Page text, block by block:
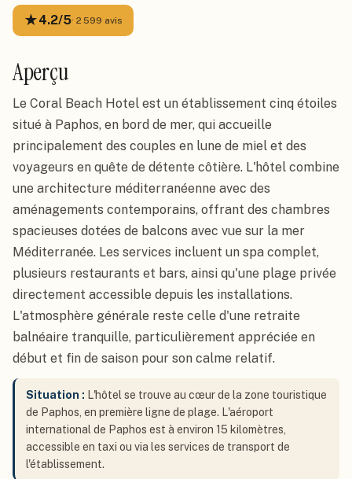
★4.2/5· 2 599 avis
Aperçu
Le Coral Beach Hotel est un établissement cinq étoiles
situé à Paphos, en bord de mer, qui accueille
principalement des couples en lune de miel et des
voyageurs en quête de détente côtière. L'hôtel combine
une architecture méditerranéenne avec des
aménagements contemporains, offrant des chambres
spacieuses dotées de balcons avec vue sur la mer
Méditerranée. Les services incluent un spa complet,
plusieurs restaurants et bars, ainsi qu'une plage privée
directement accessible depuis les installations.
L'atmosphère générale reste celle d'une retraite
balnéaire tranquille, particulièrement appréciée en
début et fin de saison pour son calme relatif.
Situation : L'hôtel se trouve au cœur de la zone touristique
de Paphos, en première ligne de plage. L'aéroport
international de Paphos est à environ 15 kilomètres,
accessible en taxi ou via les services de transport de
l'établissement.